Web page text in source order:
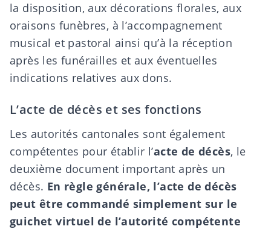
la disposition, aux décorations florales, aux
oraisons funèbres, à l’accompagnement
musical et pastoral ainsi qu’à la réception
après les funérailles et aux éventuelles
indications relatives aux dons.
L’acte de décès et ses fonctions
Les autorités cantonales sont également
compétentes pour établir l’acte de décès, le
deuxième document important après un
décès. En règle générale, l’acte de décès
peut être commandé simplement sur le
guichet virtuel de l’autorité compétente